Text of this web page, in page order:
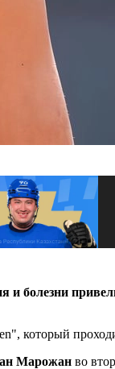
и болезни
который
Марожан во